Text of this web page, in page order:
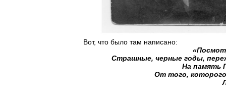
Вот, что было там написано:
Страшные, черные годы,
На память
От того,